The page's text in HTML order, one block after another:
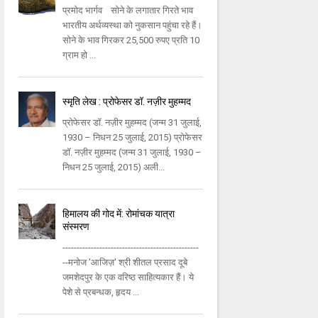
प्रमोद भार्गव सोने के लगातार गिरते भाव
भारतीय अर्थव्यस्था को नुकसान पहुंचा रहे हैं।
सोने के भाव गिरकर 25,500 रुपए प्रति 10
ग्राम हो ...
स्मृति लेख : प्रोफेसर डॉ. नज़ीर मुहम्मद
प्रोफेसर डॉ. नज़ीर मुहम्मद (जन्म 31 जुलाई,
1930 – निधन 25 जुलाई, 2015) प्रोफेसर
डॉ. नज़ीर मुहम्मद (जन्म 31 जुलाई, 1930 –
निधन 25 जुलाई, 2015) अली...
हिमालय की गोद में: रोमांचक यात्रा
संस्मरण
------------------------------------------------
--मनोज 'आजिज़' श्री शीतल प्रसाद दूबे
जमशेदपुर के एक वरिष्ठ साहित्यकार हैं। ये
पेशे से प्रबन्धक, हृदय ...